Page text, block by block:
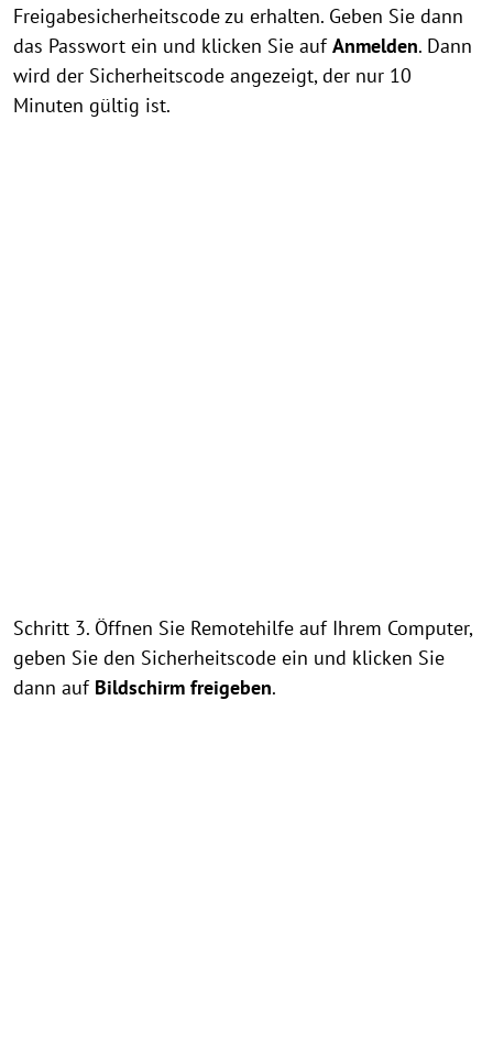
Freigabesicherheitscode zu erhalten. Geben Sie dann
das Passwort ein und klicken Sie aufAnmelden. Dann
wird der Sicherheitscode angezeigt, der nur 10
Minuten gültig ist.
Schritt 3. Öffnen Sie Remotehilfe auf Ihrem Computer,
geben Sie den Sicherheitscode ein und klicken Sie
dann auf Bildschirm freigeben.